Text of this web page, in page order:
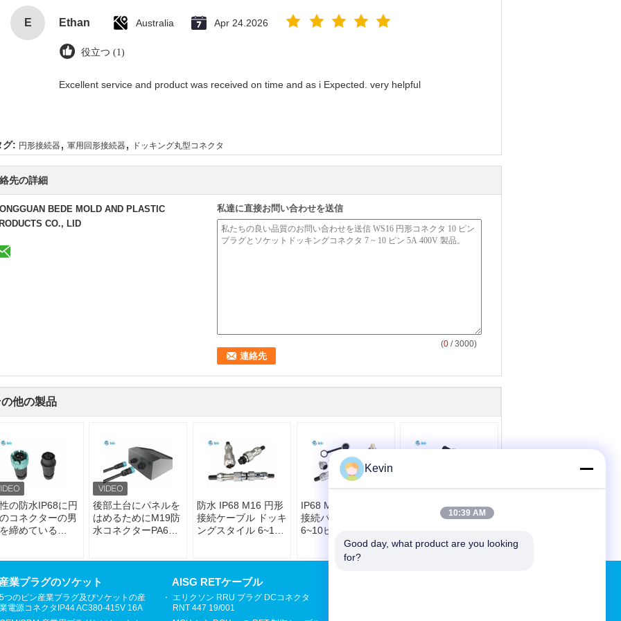
E Ethan Australia Apr 24.2026
役立つ (1)
Excellent service and product was received on time and as i Expected. very helpful
グ: 円形接続器, 軍用回形接続器, ドッキング丸型コネクタ
先の詳細
BEDE MOLD AND PLASTIC
CO., LID
私達に直接お問い合わせを送信
(0 / 3000)
の他の製品
の防水IP68に円
コネクターの男
締めている
後部土台にパネルを
はめるためにM19防
水コネクターPA66
防水 IP68 M16 円形
接続ケーブル ドッキ
ングスタイル 6~10
IP68 M16 防水円形
接続パネル 設置
6~10ピン 4A 200V
9 10 12 14 ピン
400V 5A WS20 丸型
ジと防塵カバー付き
業プラグのソケット
5つのピン産業プラグ及びソケットの産
業電源コネクタIP44 AC380-415V 16A
AISG RETケーブル
エリクソン RRU プラグ DCコネクタ
RNT 447 19/001
Kevin
10:39 AM
Good day, what product are you looking
for?